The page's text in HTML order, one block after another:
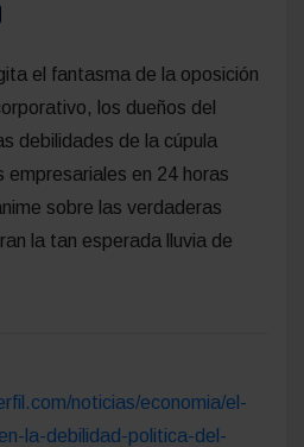
el fantasma de la oposición
los dueños del
debilidades de la cúpula
empresariales en 24 horas
sobre las verdaderas
la tan esperada lluvia de
noticias/economia/el-
la-debilidad-politica-del-